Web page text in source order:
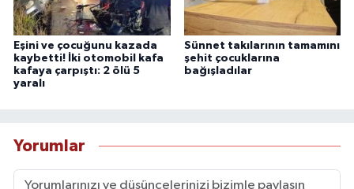
Eşini ve çocuğunu kazada
kaybetti! İki otomobil kafa
kafaya çarpıştı: 2 ölü 5
yaralı
Sünnet takılarının tamamını
şehit çocuklarına
bağışladılar
Yorumlar